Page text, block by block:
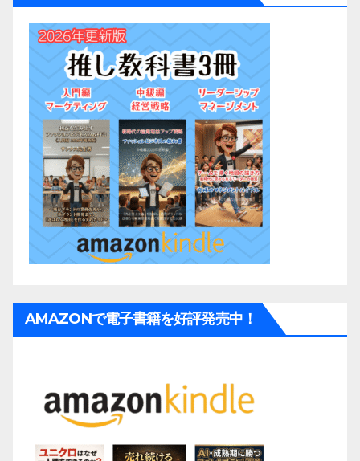
AMAZONで電子書籍を好評発売中！